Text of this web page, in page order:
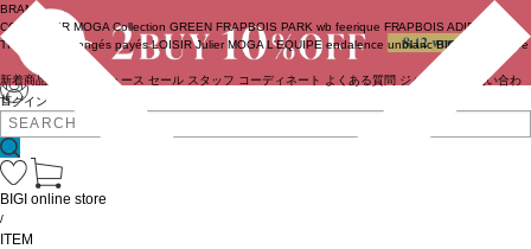
ログイン
BRAND
COUTURIER MOGA Collection GREEN FRAPBOIS PARK wb feerique FRAPBOIS ADIEU
TRISTESSE
congés payés LOISIR Julier MOGA L'EQUIPE endalence unbilanc BIGI online store
新着商品 ニュース セール スタッフ コーディネート よくある質問 ジャーナル
お問い合わ
せ
BIGI online store
/
ITEM